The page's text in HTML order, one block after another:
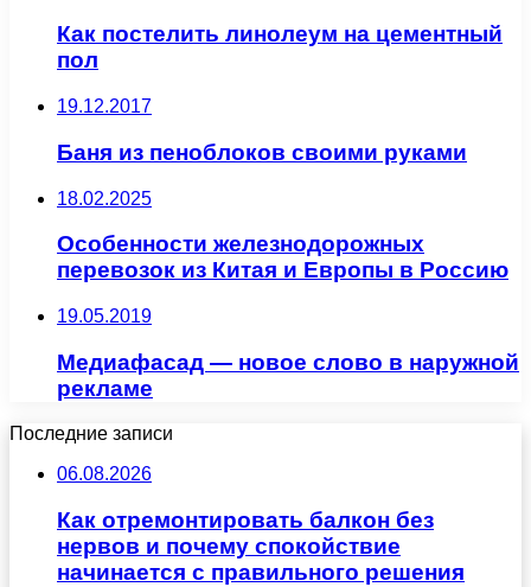
Как постелить линолеум на цементный
пол
19.12.2017
Баня из пеноблоков своими руками
18.02.2025
Особенности железнодорожных
перевозок из Китая и Европы в Россию
19.05.2019
Медиафасад — новое слово в наружной
рекламе
Последние записи
06.08.2026
Как отремонтировать балкон без
нервов и почему спокойствие
начинается с правильного решения